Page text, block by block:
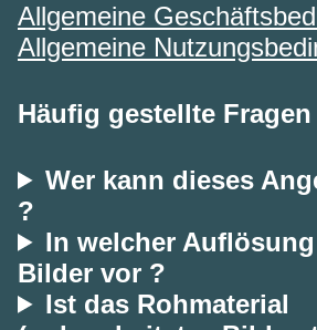
Allgemeine
Allgemeine
Häufig gestellte Fragen
Wer kann dieses
?
In welcher
Bilder vor ?
Ist das Rohmaterial